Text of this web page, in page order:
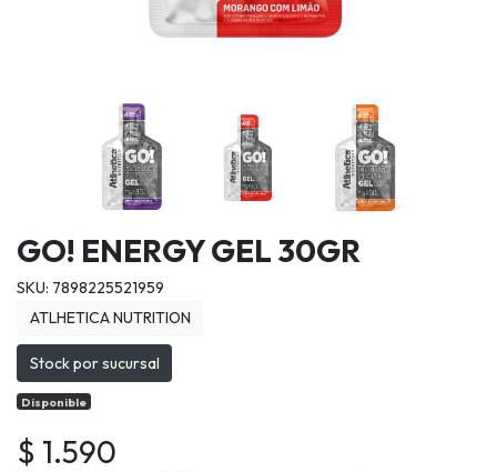
GO! ENERGY GEL 30GR
SKU: 7898225521959
ATLHETICA NUTRITION
Stock por sucursal
Disponible
$ 1.590